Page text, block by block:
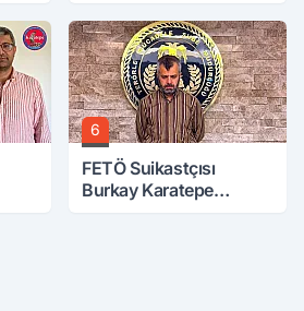
Üzerine Çıkarıldı
6
FETÖ Suikastçısı
Burkay Karatepe